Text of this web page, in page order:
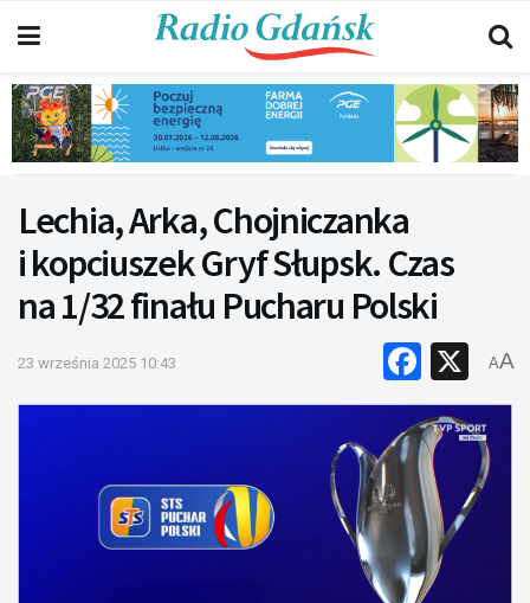
Lechia, Arka, Chojniczanka
i kopciuszek Gryf Słupsk. Czas
na 1/32 finału Pucharu Polski
23 września 2025 10:43 X
AA